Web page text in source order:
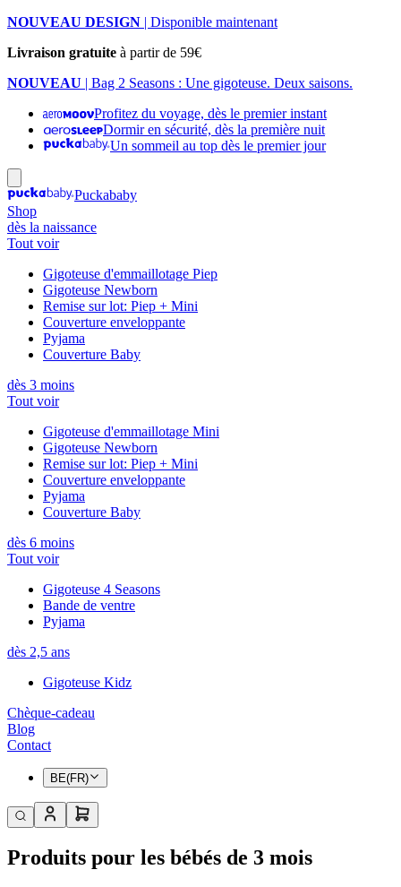
NOUVEAU DESIGN | Disponible maintenant
Livraison gratuite à partir de 59€
NOUVEAU | Bag 2 Seasons : Une gigoteuse. Deux saisons.
Profitez du voyage, dès le premier instant
Dormir en sécurité, dès la première nuit
Un sommeil au top dès le premier jour
Puckababy
Shop
dès la naissance
Tout voir
Gigoteuse d'emmaillotage Piep
Gigoteuse Newborn
Remise sur lot: Piep + Mini
Couverture enveloppante
Pyjama
Couverture Baby
dès 3 moins
Tout voir
Gigoteuse d'emmaillotage Mini
Gigoteuse Newborn
Remise sur lot: Piep + Mini
Couverture enveloppante
Pyjama
Couverture Baby
dès 6 moins
Tout voir
Gigoteuse 4 Seasons
Bande de ventre
Pyjama
dès 2,5 ans
Gigoteuse Kidz
Chèque-cadeau
Blog
Contact
BE(FR)
Produits pour les bébés de 3 mois